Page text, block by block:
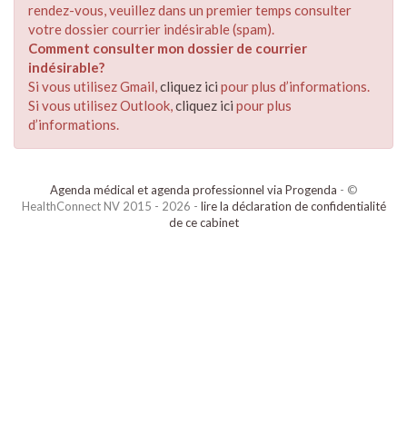
rendez-vous, veuillez dans un premier temps consulter
votre dossier courrier indésirable (spam).
Comment consulter mon dossier de courrier
indésirable?
Si vous utilisez Gmail,cliquez ici pour plus d’informations.
Si vous utilisez Outlook,cliquez ici pour plus
d’informations.
Agenda médical et agenda professionnel via Progenda - ©
HealthConnect NV 2015 - 2026 - lire la déclaration de confidentialité
de ce cabinet